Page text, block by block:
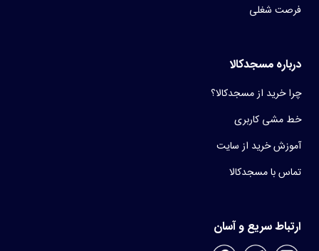
فرصت شغلی
درباره مسجدکالا
چرا خرید از مسجدکالا؟
خط مشی کاربری
آموزش خرید از سایت
تماس با مسجدکالا
ارتباط سریع و آسان